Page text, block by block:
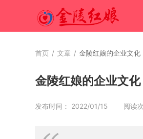
首页 / 文章 / 金陵红娘的企业文化
金陵红娘的企业文化
发布时间： 2022/01/15 阅读次